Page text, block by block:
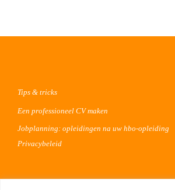
Tips & tricks
Een professioneel CV maken
Jobplanning: opleidingen na uw hbo-opleiding
Privacybeleid